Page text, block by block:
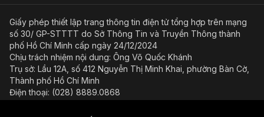
Giấy phép thiết lập trang thông tin điện tử tổng hợp trên mạng
số 30/ GP-STTTT do Sở Thông Tin và Truyền Thông thành
phố Hồ Chí Minh cấp ngày 24/12/2024
Chịu trách nhiệm nội dung: Ông Võ Quốc Khánh
Trụ sở: Lầu 12A, số 412 Nguyễn Thị Minh Khai, phường Bàn Cờ,
Thành phố Hồ Chí Minh
Điện thoại: (028) 8889.0868